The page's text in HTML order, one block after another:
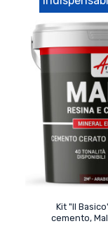
Kit "Il
cemento,